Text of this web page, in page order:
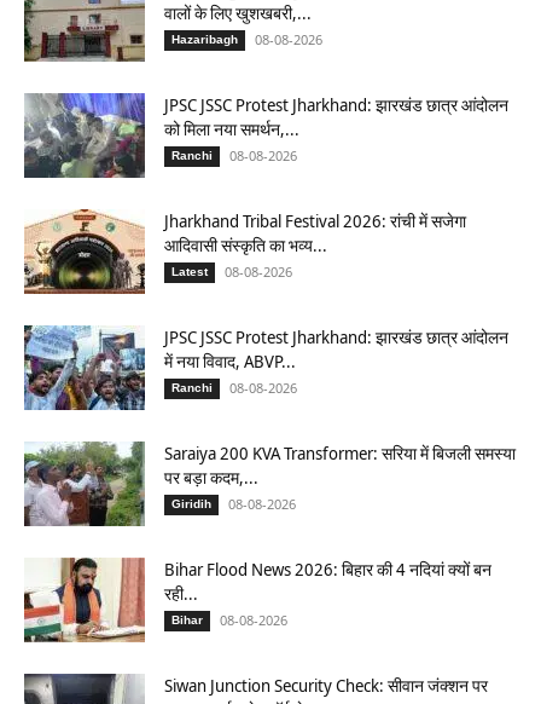
वालों के लिए खुशखबरी,...
Hazaribagh 08-08-2026
JPSC JSSC Protest Jharkhand: झारखंड छात्र आंदोलन
को मिला नया समर्थन,...
Ranchi 08-08-2026
Jharkhand Tribal Festival 2026: रांची में सजेगा
आदिवासी संस्कृति का भव्य...
Latest 08-08-2026
JPSC JSSC Protest Jharkhand: झारखंड छात्र आंदोलन
में नया विवाद, ABVP...
Ranchi 08-08-2026
Saraiya 200 KVA Transformer: सरिया में बिजली समस्या
पर बड़ा कदम,...
Giridih 08-08-2026
Bihar Flood News 2026: बिहार की 4 नदियां क्यों बन
रही...
Bihar 08-08-2026
Siwan Junction Security Check: सीवान जंक्शन पर